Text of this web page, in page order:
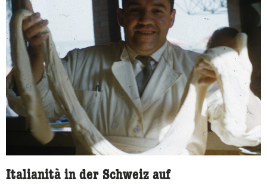
Italianità in der Schweiz auf